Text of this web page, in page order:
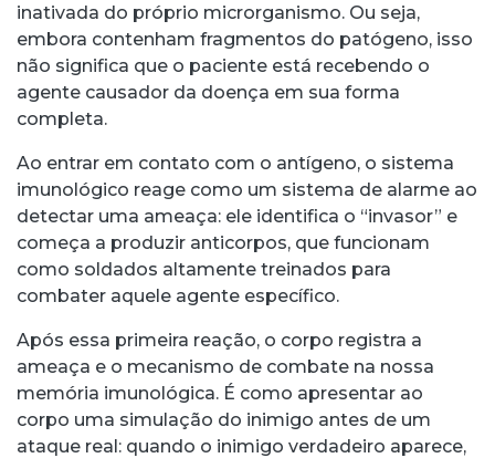
inativada do próprio microrganismo. Ou seja,
embora contenham fragmentos do patógeno, isso
não significa que o paciente está recebendo o
agente causador da doença em sua forma
completa.
Ao entrar em contato com o antígeno, o sistema
imunológico reage como um sistema de alarme ao
detectar uma ameaça: ele identifica o “invasor” e
começa a produzir anticorpos, que funcionam
como soldados altamente treinados para
combater aquele agente específico.
Após essa primeira reação, o corpo registra a
ameaça e o mecanismo de combate na nossa
memória imunológica. É como apresentar ao
corpo uma simulação do inimigo antes de um
ataque real: quando o inimigo verdadeiro aparece,